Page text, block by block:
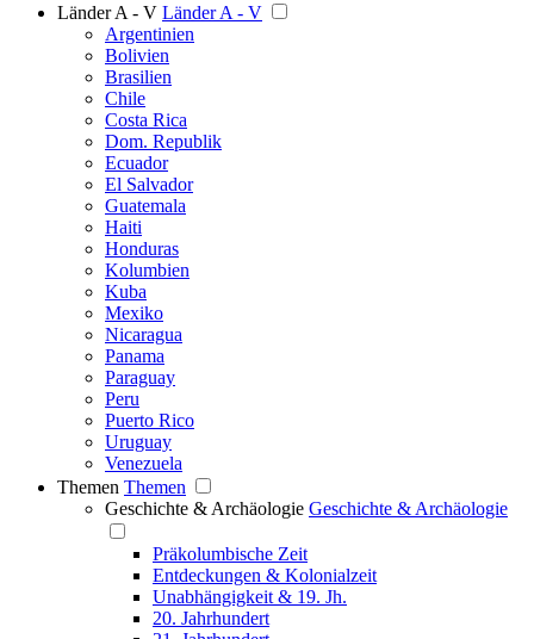
Länder A - V Länder A - V
Argentinien
Bolivien
Brasilien
Chile
Costa Rica
Dom. Republik
Ecuador
El Salvador
Guatemala
Haiti
Honduras
Kolumbien
Kuba
Mexiko
Nicaragua
Panama
Paraguay
Peru
Puerto Rico
Uruguay
Venezuela
Themen Themen
Geschichte & Archäologie Geschichte & Archäologie
Präkolumbische Zeit
Entdeckungen & Kolonialzeit
Unabhängigkeit & 19. Jh.
20. Jahrhundert